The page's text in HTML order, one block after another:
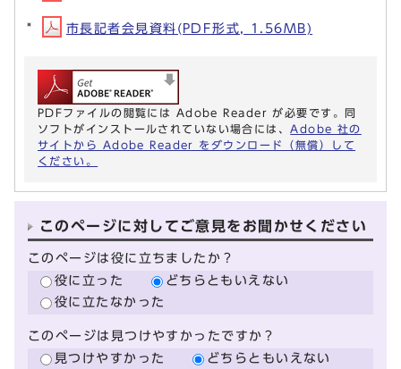
市長記者会見資料(PDF形式, 1.56MB)
PDFファイルの閲覧には Adobe Reader が必要です。同
ソフトがインストールされていない場合には、 Adobe 社の
サイトから Adobe Reader をダウンロード（無償）して
ください。
このページに対してご意見をお聞かせください
このページは役に立ちましたか？
役に立った
どちらともいえない
役に立たなかった
このページは見つけやすかったですか？
見つけやすかった
どちらともいえない